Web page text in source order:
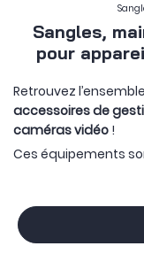
Sangles,
pour
Retrouvez
accessoires de
caméras vidéo !
Ces équipements
matériel, le garder
connexions autour
dragonnes, harnais,
Une